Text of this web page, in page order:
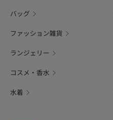
バッグ
ファッション雑貨
ランジェリー
コスメ・香水
水着